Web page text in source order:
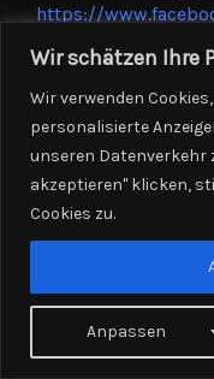
Wir schätzen Ihre
Wir verwenden
personalisierte
unseren Datenverkehr
akzeptieren" klicken,
Cookies zu.
Anpassen
https://
um
. Laut dieser
Erteilung der
Einsatz des
Tools auf unserer
Datensicherheit der
verantwortlich.
geltend machen.
uns geltend